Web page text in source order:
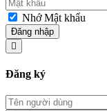
Nhớ Mật khẩu
Đăng nhập
Đăng ký